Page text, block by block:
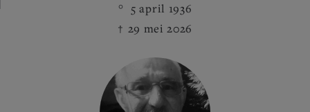
5 april 1936
29 mei 2026